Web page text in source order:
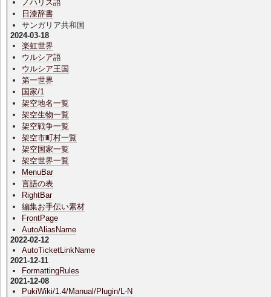
ノハリス語
日漆辞書
サンガリア共和国
2024-03-18
楽虹世界
ウルシア語
ウルシア王国
第一世界
国家/1
架空地名一覧
架空生物一覧
架空戦争一覧
架空市町村一覧
架空国家一覧
架空世界一覧
MenuBar
言語の表
RightBar
編集お手伝い素材
FrontPage
AutoAliasName
2022-02-12
AutoTicketLinkName
2021-12-11
FormattingRules
2021-12-08
PukiWiki/1.4/Manual/Plugin/L-N